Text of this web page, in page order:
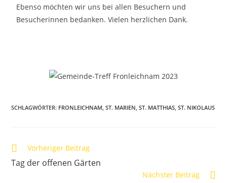
Ebenso möchten wir uns bei allen Besuchern und
Besucherinnen bedanken. Vielen herzlichen Dank.
SCHLAGWÖRTER: FRONLEICHNAM ST. MARIEN ST. MATTHIAS ST. NIKOLAUS
Vorheriger Beitrag
Tag der offenen Gärten
Nächster Beitrag